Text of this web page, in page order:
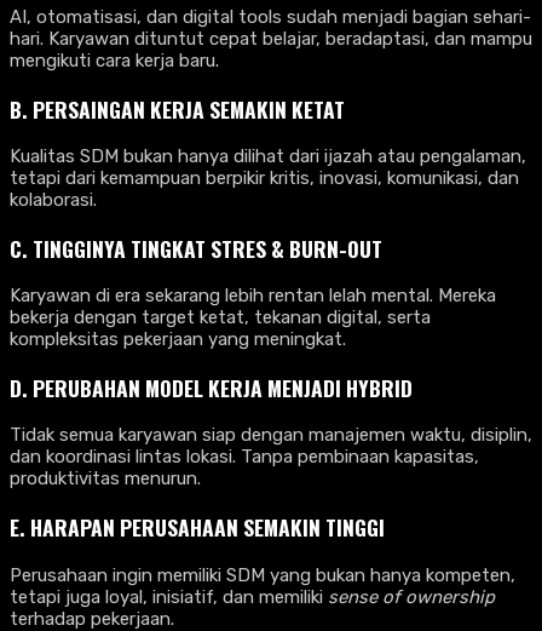
AI, otomatisasi, dan digital tools sudah menjadi bagian sehari-
hari. Karyawan dituntut cepat belajar, beradaptasi, dan mampu
mengikuti cara kerja baru.
B. PERSAINGAN KERJA SEMAKIN KETAT
Kualitas SDM bukan hanya dilihat dari ijazah atau pengalaman,
tetapi dari kemampuan berpikir kritis, inovasi, komunikasi, dan
kolaborasi.
C. TINGGINYA TINGKAT STRES & BURN-OUT
Karyawan di era sekarang lebih rentan lelah mental. Mereka
bekerja dengan target ketat, tekanan digital, serta
kompleksitas pekerjaan yang meningkat.
D. PERUBAHAN MODEL KERJA MENJADI HYBRID
Tidak semua karyawan siap dengan manajemen waktu, disiplin,
dan koordinasi lintas lokasi. Tanpa pembinaan kapasitas,
produktivitas menurun.
E. HARAPAN PERUSAHAAN SEMAKIN TINGGI
Perusahaan ingin memiliki SDM yang bukan hanya kompeten,
tetapi juga loyal, inisiatif, dan memiliki sense of ownership
terhadap pekerjaan.